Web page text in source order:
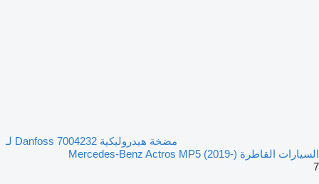
مضخة هيدروليكية Danfoss 7004232 لـ
السيارات القاطرة Mercedes-Benz Actros MP5 (2019-)
7